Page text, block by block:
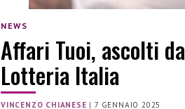
NEWS
Affari Tuoi, ascolti
Lotteria Italia
VINCENZO CHIANESE |7 GENNAIO 2025